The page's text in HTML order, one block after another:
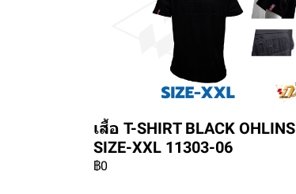
เสื้อ T-SHIRT BLACK OHLINS
SIZE-XXL 11303-06
฿0